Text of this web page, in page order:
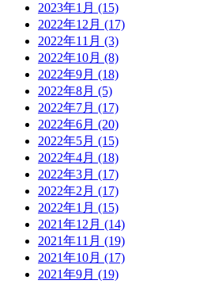
2023年1月 (15)
2022年12月 (17)
2022年11月 (3)
2022年10月 (8)
2022年9月 (18)
2022年8月 (5)
2022年7月 (17)
2022年6月 (20)
2022年5月 (15)
2022年4月 (18)
2022年3月 (17)
2022年2月 (17)
2022年1月 (15)
2021年12月 (14)
2021年11月 (19)
2021年10月 (17)
2021年9月 (19)